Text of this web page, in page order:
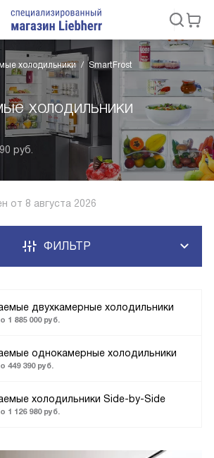
холодильники SmartFrost
холодильники
руб.
от 8 августа 2026
двухкамерные холодильники
1 885 000 руб.
однокамерные холодильники
449 390 руб.
холодильники Side-by-Side
1 126 980 руб.
ФИЛЬТР